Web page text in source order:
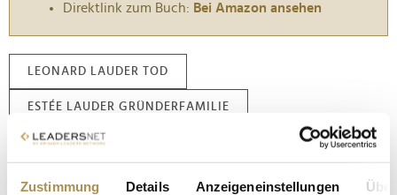
Zustimmung Details Anzeigeneinstellungen
Direktlink zum Buch: Bei Amazon ansehen
LEONARD LAUDER TOD
ESTÉE LAUDER GRÜNDERFAMILIE
KOSMETIKINDUSTRIE USA